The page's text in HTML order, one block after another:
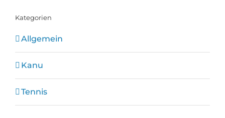
Kategorien
Allgemein
Kanu
Tennis